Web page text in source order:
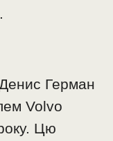
Герман
Volvo
Цю